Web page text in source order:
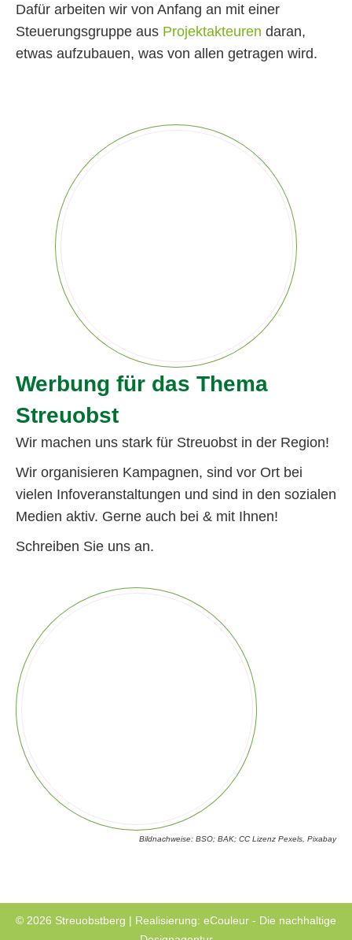
Dafür arbeiten wir von Anfang an mit einer
Steuerungsgruppe aus Projektakteuren daran,
etwas aufzubauen, was von allen getragen wird.
Werbung für das Thema
Streuobst
Wir machen uns stark für Streuobst in der Region!
Wir organisieren Kampagnen, sind vor Ort bei
vielen Infoveranstaltungen und sind in den sozialen
Medien aktiv. Gerne auch bei & mit Ihnen!
Schreiben Sie uns an.
Bildnachweise: BSO; BAK; CC Lizenz Pexels, Pixabay
© 2026 Streuobstberg | Realisierung: eCouleur - Die nachhaltige